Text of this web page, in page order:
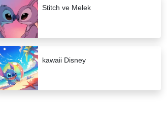
Stitch ve Melek
kawaii Disney